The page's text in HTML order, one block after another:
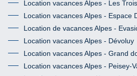
Location vacances Alpes - Les
Location vacances Alpes - Espace
Location de vacances Alpes -
Location vacances Alpes - Dévoluy
Location vacances Alpes - Grand
Location vacances Alpes - Peisey-